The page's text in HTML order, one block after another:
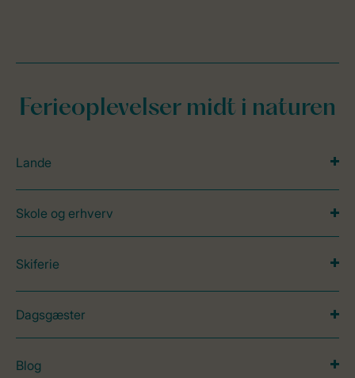
Ferieoplevelser midt i naturen
Lande
Skole og erhverv
Skiferie
Dagsgæster
Blog